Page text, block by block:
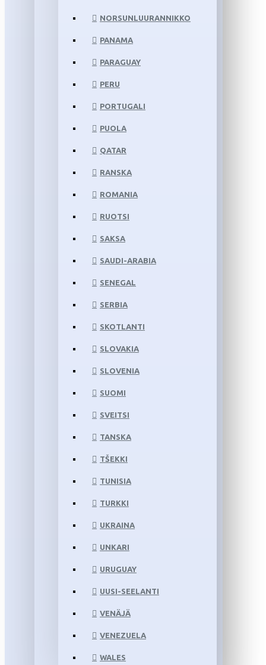
NORSUNLUURANNIKKO
PANAMA
PARAGUAY
PERU
PORTUGALI
PUOLA
QATAR
RANSKA
ROMANIA
RUOTSI
SAKSA
SAUDI-ARABIA
SENEGAL
SERBIA
SKOTLANTI
SLOVAKIA
SLOVENIA
SUOMI
SVEITSI
TANSKA
TŠEKKI
TUNISIA
TURKKI
UKRAINA
UNKARI
URUGUAY
UUSI-SEELANTI
VENÄJÄ
VENEZUELA
WALES